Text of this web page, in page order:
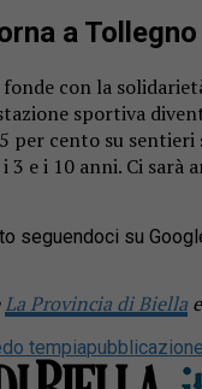
a
con la
sportiva
cento su
e i 10 anni. Ci
seguendoci su
La Provincia di Biella
tempia